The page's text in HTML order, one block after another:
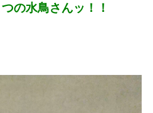
の水鳥さんッ！！